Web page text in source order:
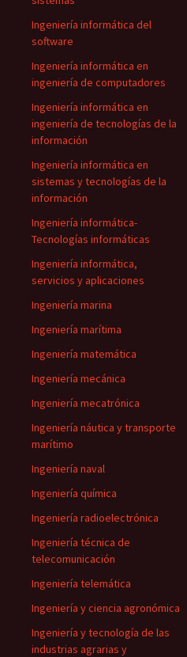
Ingeniería informática del
software
Ingeniería informática en
ingeniería de computadores
Ingeniería informática en
ingeniería de tecnologías de la
información
Ingeniería informática en
sistemas y tecnologías de la
información
Ingeniería informática-
Tecnologías informáticas
Ingeniería informática,
servicios y aplicaciones
Ingeniería marina
Ingeniería marítima
Ingeniería matemática
Ingeniería mecánica
Ingeniería mecatrónica
Ingeniería náutica y transporte
marítimo
Ingeniería naval
Ingeniería química
Ingeniería radioelectrónica
Ingeniería técnica de
telecomunicación
Ingeniería telemática
Ingeniería y ciencia agronómica
Ingeniería y tecnología de las
industrias agrarias y